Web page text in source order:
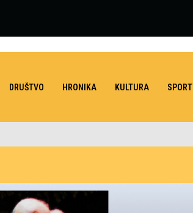
DRUŠTVO HRONIKA KULTURA SPORT